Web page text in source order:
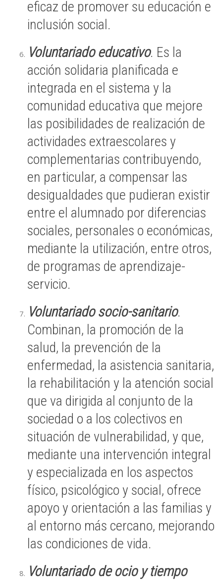
eficaz de promover su educación e
inclusión social.
Voluntariado educativo. Es la
acción solidaria planificada e
integrada en el sistema y la
comunidad educativa que mejore
las posibilidades de realización de
actividades extraescolares y
complementarias contribuyendo,
en particular, a compensar las
desigualdades que pudieran existir
entre el alumnado por diferencias
sociales, personales o económicas,
mediante la utilización, entre otros,
de programas de aprendizaje-
servicio.
Voluntariado socio-sanitario.
Combinan, la promoción de la
salud, la prevención de la
enfermedad, la asistencia sanitaria,
la rehabilitación y la atención social
que va dirigida al conjunto de la
sociedad o a los colectivos en
situación de vulnerabilidad, y que,
mediante una intervención integral
y especializada en los aspectos
físico, psicológico y social, ofrece
apoyo y orientación a las familias y
al entorno más cercano, mejorando
las condiciones de vida.
Voluntariado de ocio y tiempo